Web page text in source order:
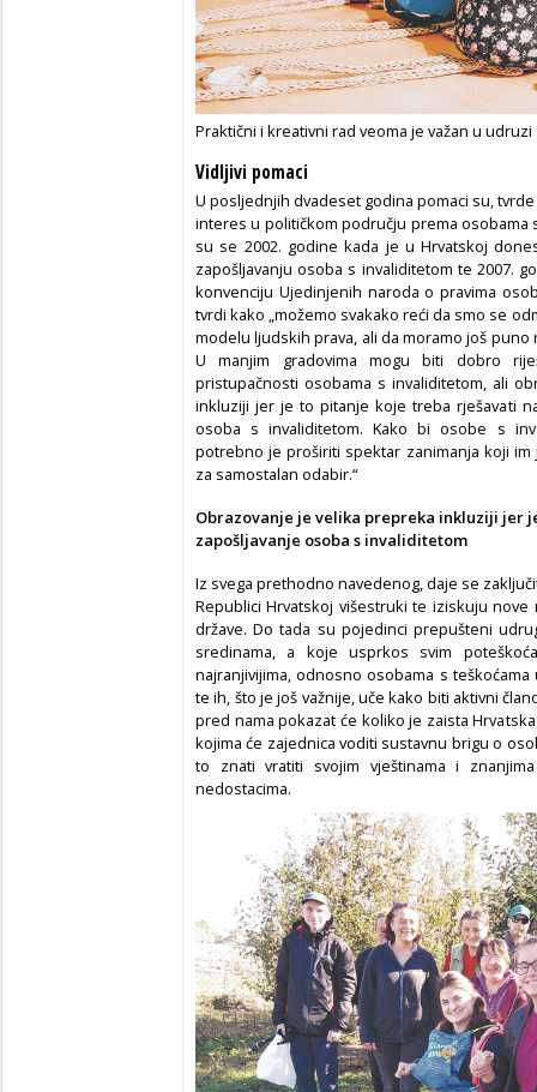
Praktični i kreativni rad veoma je važan u
Vidljivi pomaci
U posljednjih dvadeset godina pomaci su,
interes u političkom području prema
su se 2002. godine kada je u Hrvatskoj
zapošljavanju osoba s invaliditetom te 2007.
konvenciju Ujedinjenih naroda o pravima
tvrdi kako „možemo svakako reći da smo se
modelu ljudskih prava, ali da moramo još
U manjim gradovima mogu biti dobro
pristupačnosti osobama s invaliditetom, ali
inkluziji jer je to pitanje koje treba rješavati
osoba s invaliditetom. Kako bi osobe s
potrebno je proširiti spektar zanimanja koji
za samostalan odabir.“
Obrazovanje je velika prepreka inkluziji jer
zapošljavanje osoba s invaliditetom
Iz svega prethodno navedenog, daje se
Republici Hrvatskoj višestruki te iziskuju
države. Do tada su pojedinci prepušteni
sredinama, a koje usprkos svim
najranjivijima, odnosno osobama s
te ih, što je još važnije, uče kako biti aktivni
pred nama pokazat će koliko je zaista
kojima će zajednica voditi sustavnu brigu o
to znati vratiti svojim vještinama i
nedostacima.